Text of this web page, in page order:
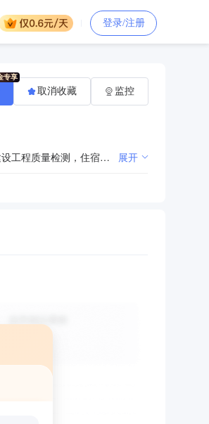
登录/注册
许可项目：各类工程建设活动，房屋建筑和市政基础设施项目工程总承包，建筑劳务分包，特种设备安装改造修理，爆破作业，建设工程质量检测，住宿服务，餐饮服务（依法须经批准的项目，经相关部门批准后方可开展经营活动，具体经营项目以审批结果为准）一般项目：机械设备租赁，机械设备销售，建筑工程机械与设备租赁，建筑工程用机械销售，建筑材料销售，信息技术咨询服务，非居住房地产租赁，企业管理咨询，商务代理代办服务，会议及展览服务，停车场服务（除依法须经批准的项目外，凭营业执照依法自主开展经营活动） 展开
取消收藏 监控